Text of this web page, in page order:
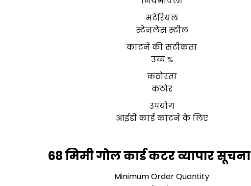
मटेरियल
स्टेनलेस स्टील
काटने की सटीकता
उच्च %
कठोरता
कठोर
उपयोग
आईडी कार्ड काटने के लिए
68 मिमी गोल कार्ड कटर व्यापार सूचना
Minimum Order Quantity